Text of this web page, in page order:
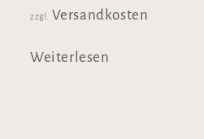
zzgl. Versandkosten
Weiterlesen